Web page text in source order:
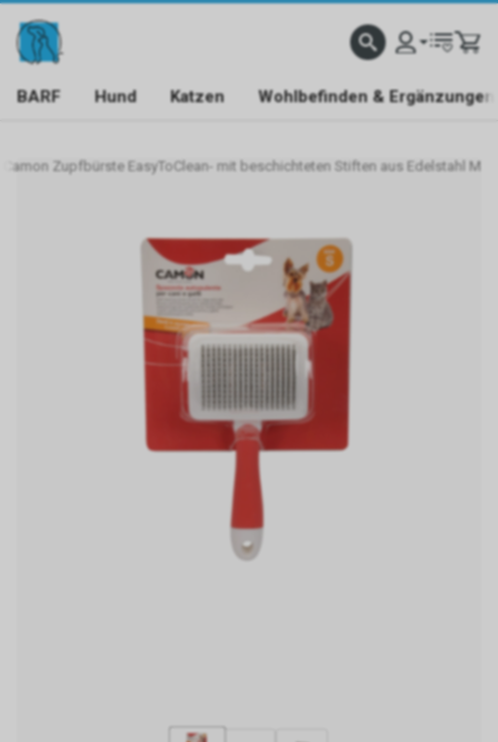
BARF Hund Katzen Wohlbefinden & Ergänzungen
Camon Zupfbürste EasyToClean- mit beschichteten Stiften aus Edelstahl M